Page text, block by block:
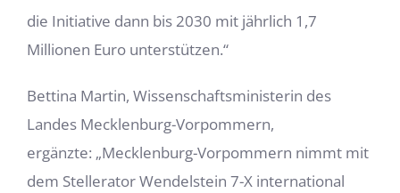
die Initiative dann bis 2030 mit jährlich 1,7
Millionen Euro unterstützen.“
Bettina Martin, Wissenschaftsministerin des
Landes Mecklenburg-Vorpommern,
ergänzte: „Mecklenburg-Vorpommern nimmt mit
dem Stellerator Wendelstein 7-X international